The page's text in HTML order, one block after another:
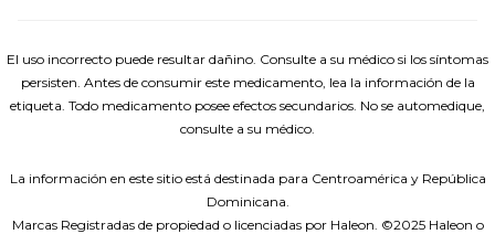
El uso incorrecto puede resultar dañino. Consulte a su médico si los síntomas
persisten. Antes de consumir este medicamento, lea la información de la
etiqueta. Todo medicamento posee efectos secundarios. No se automedique,
consulte a su médico.
La información en este sitio está destinada para Centroamérica y República
Dominicana.
Marcas Registradas de propiedad o licenciadas por Haleon. ©2025 Haleon o